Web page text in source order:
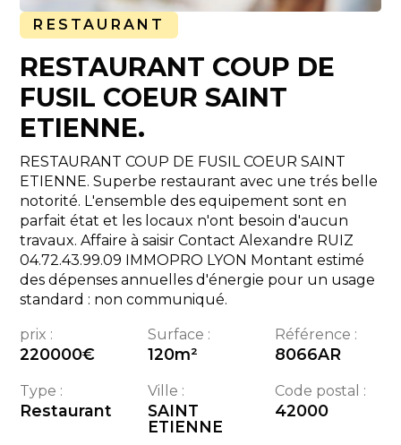
RESTAURANT
RESTAURANT COUP DE
FUSIL COEUR SAINT
ETIENNE.
RESTAURANT COUP DE FUSIL COEUR SAINT
ETIENNE. Superbe restaurant avec une trés belle
notorité. L'ensemble des equipement sont en
parfait état et les locaux n'ont besoin d'aucun
travaux. Affaire à saisir Contact Alexandre RUIZ
04.72.43.99.09 IMMOPRO LYON Montant estimé
des dépenses annuelles d'énergie pour un usage
standard : non communiqué.
prix :
220000€
Surface :
120m²
Référence :
8066AR
Type :
Restaurant
Ville :
SAINT
ETIENNE
Code postal :
42000